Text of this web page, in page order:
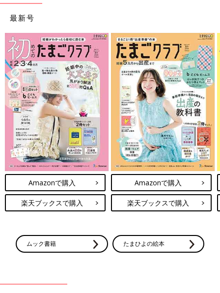
最新号
Amazonで購入
楽天ブックスで購入
Amazonで購入
楽天ブックスで購入
ムック書籍 たまひよの絵本